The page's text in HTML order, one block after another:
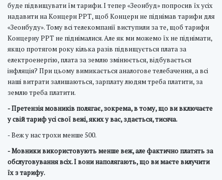
буде підвищувати їм тарифи. І тепер «Зеонбуд» попросив їх усіх
надавити на Концерн РРТ, щоб Концерн не піднімав тарифи для
«Зеонбуду». Тому всі телекомпанії виступили за те, щоб тарифи
Концерну РРТ не піднімалися. Але як ми можемо їх не піднімати,
якщо протягом року кілька разів підвищується плата за
електроенергію, плата за землю змінюється, відбувається
інфляція? При цьому вимикається аналогове телебачення, а всі
наші витрати залишаються, зарплату людям треба платити, за
землю треба платити.
- Претензія мовників полягає, зокрема, в тому, що ви включаєте
у свій тариф усі свої вежі, яких у вас, здається, тисяча.
- Веж у нас трохи менше 500.
- Мовники використовують менше веж, але фактично платять за
обслуговування всіх. І вони наполягають, що ви маєте вилучити
їх з тарифу.